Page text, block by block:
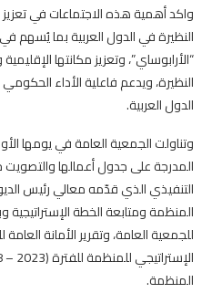
واكد أهمية هذه الاجتماعات في
النظيرة في الدول العربية بما يُسهم
“الأرابوساي”، وتعزيز مكانتها
النظيرة، ويدعم فاعلية الأداء
الدول العربية.
وتناولت الجمعية العامة في يومها
المدرجة على جدول أعمالها والتصويت
التنفيذي الذي قدّمه معالي رئيس
المنظمة ومتابعة الخطة الإستراتيجية
للجمعية العامة، وتقرير الأمانة
المنظمة.